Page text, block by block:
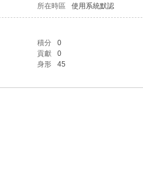
所在時區 使用系統默認
積分 0
貢獻 0
身形 45